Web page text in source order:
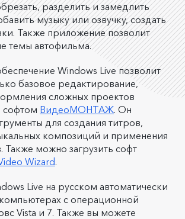
разделить и замедлить
музыку или озвучку, создать
Также приложение позволит
темы автофильма.
Windows Live позволит
базовое редактирование,
сложных проектов
софтом ВидеоМОНТАЖ. Он
для создания титров,
композиций и применения
Также можно загрузить софт
Wizard.
Live на русском автоматически
с операционной
Vista и 7. Также вы можете